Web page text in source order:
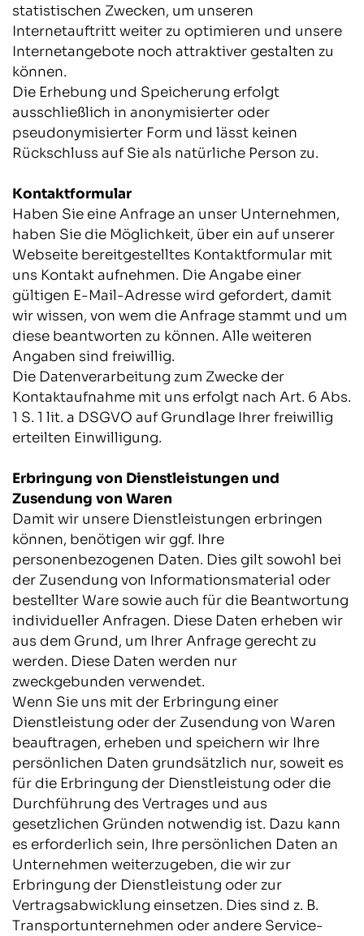
statistischen Zwecken, um unseren
Internetauftritt weiter zu optimieren und unsere
Internetangebote noch attraktiver gestalten zu
können.
Die Erhebung und Speicherung erfolgt
ausschließlich in anonymisierter oder
pseudonymisierter Form und lässt keinen
Rückschluss auf Sie als natürliche Person zu.
Kontaktformular
Haben Sie eine Anfrage an unser Unternehmen,
haben Sie die Möglichkeit, über ein auf unserer
Webseite bereitgestelltes Kontaktformular mit
uns Kontakt aufnehmen. Die Angabe einer
gültigen E-Mail-Adresse wird gefordert, damit
wir wissen, von wem die Anfrage stammt und um
diese beantworten zu können. Alle weiteren
Angaben sind freiwillig.
Die Datenverarbeitung zum Zwecke der
Kontaktaufnahme mit uns erfolgt nach Art. 6 Abs.
1 S. 1 lit. a DSGVO auf Grundlage Ihrer freiwillig
erteilten Einwilligung.
Erbringung von Dienstleistungen und
Zusendung von Waren
Damit wir unsere Dienstleistungen erbringen
können, benötigen wir ggf. Ihre
personenbezogenen Daten. Dies gilt sowohl bei
der Zusendung von Informationsmaterial oder
bestellter Ware sowie auch für die Beantwortung
individueller Anfragen. Diese Daten erheben wir
aus dem Grund, um Ihrer Anfrage gerecht zu
werden. Diese Daten werden nur
zweckgebunden verwendet.
Wenn Sie uns mit der Erbringung einer
Dienstleistung oder der Zusendung von Waren
beauftragen, erheben und speichern wir Ihre
persönlichen Daten grundsätzlich nur, soweit es
für die Erbringung der Dienstleistung oder die
Durchführung des Vertrages und aus
gesetzlichen Gründen notwendig ist. Dazu kann
es erforderlich sein, Ihre persönlichen Daten an
Unternehmen weiterzugeben, die wir zur
Erbringung der Dienstleistung oder zur
Vertragsabwicklung einsetzen. Dies sind z. B.
Transportunternehmen oder andere Service-